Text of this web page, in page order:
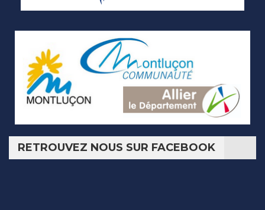
RETROUVEZ NOUS SUR FACEBOOK